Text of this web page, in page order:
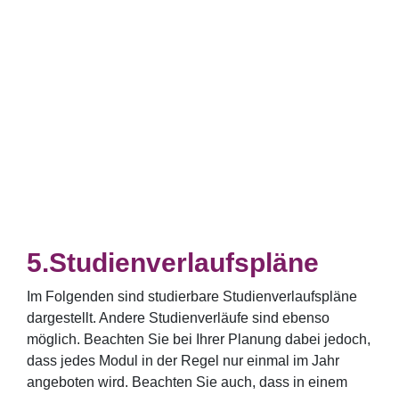
Studienverlaufspläne
Im Folgenden sind studierbare Studienverlaufspläne
dargestellt. Andere Studienverläufe sind ebenso
möglich. Beachten Sie bei Ihrer Planung dabei jedoch,
dass jedes Modul in der Regel nur einmal im Jahr
angeboten wird. Beachten Sie auch, dass in einem